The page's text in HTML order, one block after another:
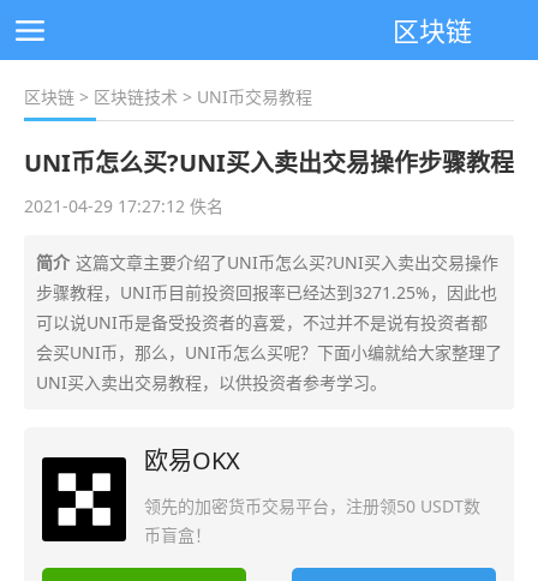
区块链
区块链 > 区块链技术 > UNI币交易教程
UNI币怎么买?UNI买入卖出交易操作步骤教程
2021-04-29 17:27:12 佚名
简介 这篇文章主要介绍了UNI币怎么买?UNI买入卖出交易操作
步骤教程，UNI币目前投资回报率已经达到3271.25%，因此也
可以说UNI币是备受投资者的喜爱，不过并不是说有投资者都
会买UNI币，那么，UNI币怎么买呢？下面小编就给大家整理了
UNI买入卖出交易教程，以供投资者参考学习。
欧易OKX
领先的加密货币交易平台，注册领50 USDT数
币盲盒！